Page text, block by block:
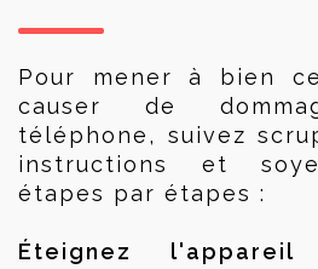
Pour mener à bien
causer de
téléphone, suivez
instructions et
étapes par étapes :
Éteignez